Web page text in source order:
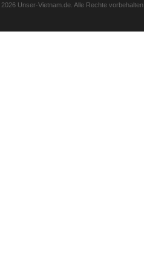
Unser-Vietnam.de. Alle Rechte vorbehalten.